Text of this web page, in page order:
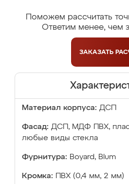
Поможем рассчитать
Ответим менее, чем
ЗАКАЗАТЬ
Материал корпуса: ДСП
Фасад: ДСП, МДФ ПВХ,
любые виды стекла
Фурнитура: Boyard, Blum
Кромка: ПВХ (0,4 мм, 2 мм)